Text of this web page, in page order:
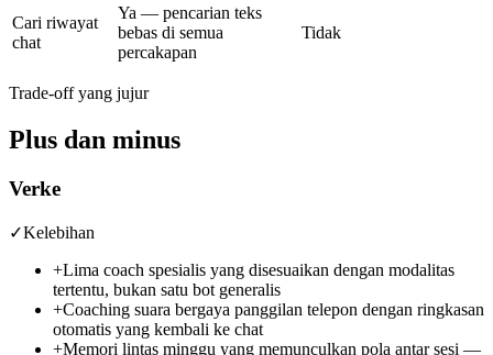
Cari riwayat
chat
Ya — pencarian teks
bebas di semua
percakapan
Tidak
Trade-off yang jujur
Plus dan minus
Verke
✓Kelebihan
+Lima coach spesialis yang disesuaikan dengan modalitas
tertentu, bukan satu bot generalis
+Coaching suara bergaya panggilan telepon dengan ringkasan
otomatis yang kembali ke chat
+Memori lintas minggu yang memunculkan pola antar sesi —